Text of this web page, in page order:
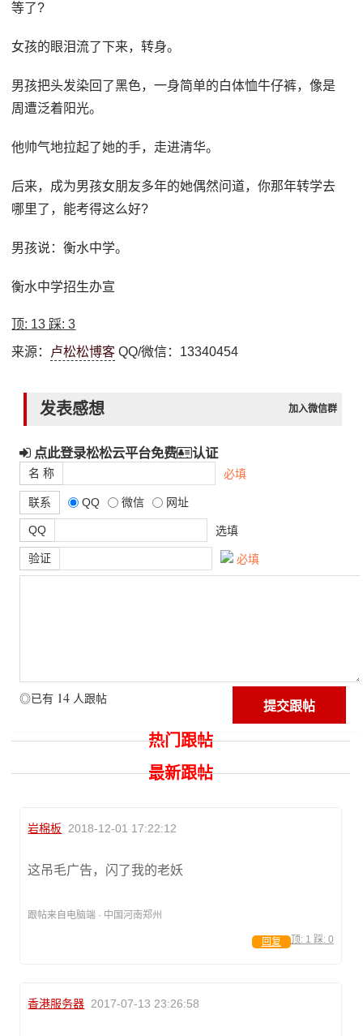
等了?
女孩的眼泪流了下来，转身。
男孩把头发染回了黑色，一身简单的白体恤牛仔裤，像是
周遭泛着阳光。
他帅气地拉起了她的手，走进清华。
后来，成为男孩女朋友多年的她偶然问道，你那年转学去
哪里了，能考得这么好?
男孩说：衡水中学。
衡水中学招生办宣
顶: 13 踩:3
来源： 卢松松博客 QQ/微信：13340454
发表感想 加入微信群
点此登录松松云平台免费 认证
名 称 必填
联系 QQ 微信 网址
QQ 选填
验证 必填
◎已有 14 人跟帖
热门跟帖
最新跟帖
岩棉板 2018-12-01 17:22:12
这吊毛广告，闪了我的老妖
跟帖来自电脑端 · 中国河南郑州
顶: 1 踩: 0
回复
香港服务器 2017-07-13 23:26:58